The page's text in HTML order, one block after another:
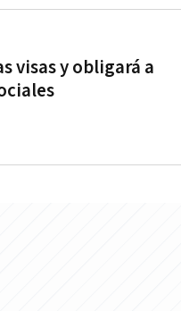
visas y obligará a